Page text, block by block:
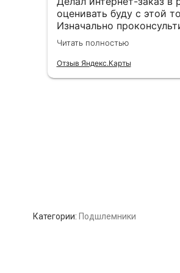
Категории: Подшлемники